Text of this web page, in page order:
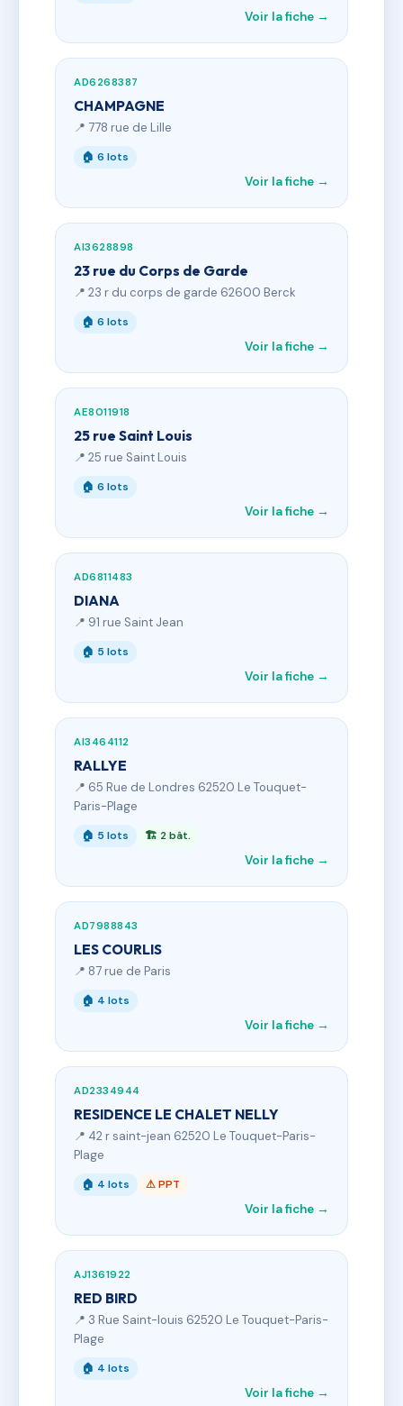
Voir la fiche →
AD6268387
CHAMPAGNE
📍 778 rue de Lille
🏠 6 lots
Voir la fiche →
AI3628898
23 rue du Corps de Garde
📍 23 r du corps de garde 62600 Berck
🏠 6 lots
Voir la fiche →
AE8011918
25 rue Saint Louis
📍 25 rue Saint Louis
🏠 6 lots
Voir la fiche →
AD6811483
DIANA
📍 91 rue Saint Jean
🏠 5 lots
Voir la fiche →
AI3464112
RALLYE
📍 65 Rue de Londres 62520 Le Touquet-
Paris-Plage
🏠 5 lots 🏗 2 bât.
Voir la fiche →
AD7988843
LES COURLIS
📍 87 rue de Paris
🏠 4 lots
Voir la fiche →
AD2334944
RESIDENCE LE CHALET NELLY
📍 42 r saint-jean 62520 Le Touquet-Paris-
Plage
🏠 4 lots ⚠ PPT
Voir la fiche →
AJ1361922
RED BIRD
📍 3 Rue Saint-louis 62520 Le Touquet-Paris-
Plage
🏠 4 lots
Voir la fiche →